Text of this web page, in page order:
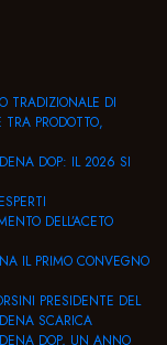
TRADIZIONALE DI
PRODOTTO,
DOP: IL 2026 SI
DELL’ACETO
IL PRIMO CONVEGNO
PRESIDENTE DEL
SCARICA
DOP, UN ANNO